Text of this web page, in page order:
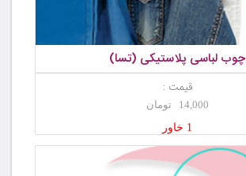
چوب لباسی پلاستیکی (تسا)
قیمت :
14,000 تومان
1 خاور